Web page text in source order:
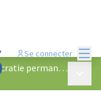
Se connecter
Un lieu d&#39;expression pour la démocratie permanente